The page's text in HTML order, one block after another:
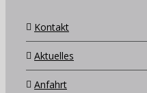
Kontakt
Aktuelles
Anfahrt